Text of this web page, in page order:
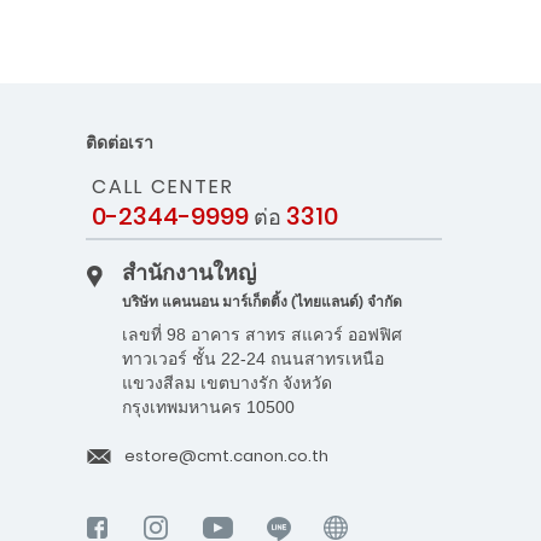
ติดต่อเรา
CALL CENTER
0-2344-9999 ต่อ 3310
สำนักงานใหญ่
บริษัท แคนนอน มาร์เก็ตติ้ง (ไทยแลนด์) จำกัด
เลขที่ 98 อาคาร สาทร สแควร์ ออฟฟิศ
ทาวเวอร์ ชั้น 22-24 ถนนสาทรเหนือ
แขวงสีลม เขตบางรัก จังหวัด
กรุงเทพมหานคร 10500
estore@cmt.canon.co.th